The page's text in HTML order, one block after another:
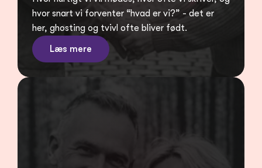
hvor snart vi forventer “hvad er vi?” - det er
her, ghosting og tvivl ofte bliver født.
Læs mere